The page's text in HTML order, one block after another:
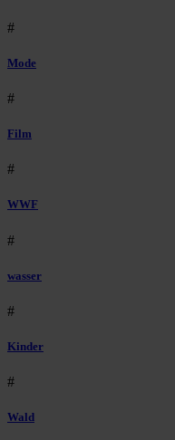
#
Mode
#
Film
#
WWF
#
wasser
#
Kinder
#
Wald